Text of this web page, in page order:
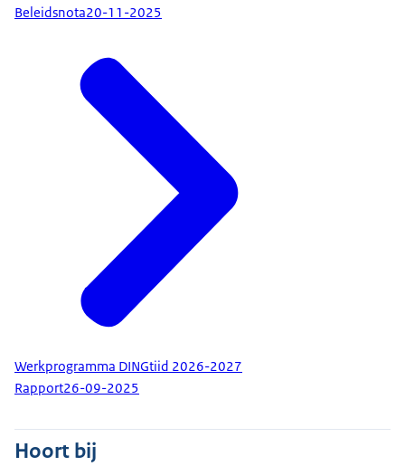
Beleidsnota20-11-2025
Werkprogramma DINGtiid 2026-2027
Rapport26-09-2025
Hoort bij